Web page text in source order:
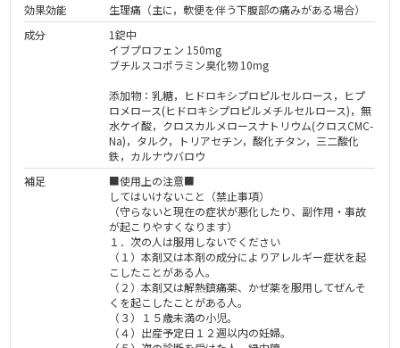
効果効能
生理痛（主に，軟便を伴う下腹部の痛みがある場合）
成分
1錠中
イブプロフェン 150mg
ブチルスコポラミン臭化物 10mg
添加物：乳糖，ヒドロキシプロピルセルロース，ヒプ
ロメロース(ヒドロキシプロピルメチルセルロース)，無
水ケイ酸，クロスカルメロースナトリウム(クロスCMC-
Na)，タルク，トリアセチン，酸化チタン，三二酸化
鉄，カルナウバロウ
補足
■使用上の注意■
してはいけないこと（禁止事項）
（守らないと現在の症状が悪化したり、副作用・事故
が起こりやすくなります）
１．次の人は服用しないでください
（１）本剤又は本剤の成分によりアレルギー症状を起
こしたことがある人。
（２）本剤又は解熱鎮痛薬、かぜ薬を服用してぜんそ
くを起こしたことがある人。
（３）１５歳未満の小児。
（４）出産予定日１２週以内の妊婦。